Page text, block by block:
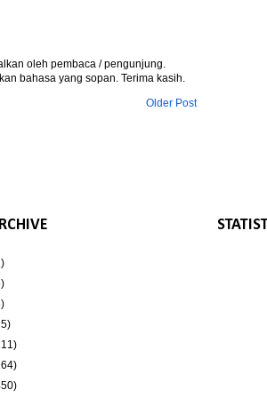
oleh pembaca / pengunjung.
bahasa yang sopan. Terima kasih.
Older Post